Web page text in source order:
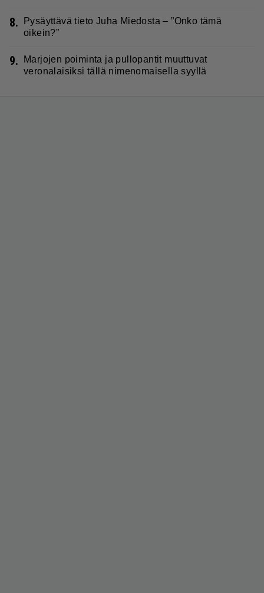
8.
Pysäyttävä tieto Juha Miedosta – ”Onko tämä
oikein?”
9.
Marjojen poiminta ja pullopantit muuttuvat
veronalaisiksi tällä nimenomaisella syyllä